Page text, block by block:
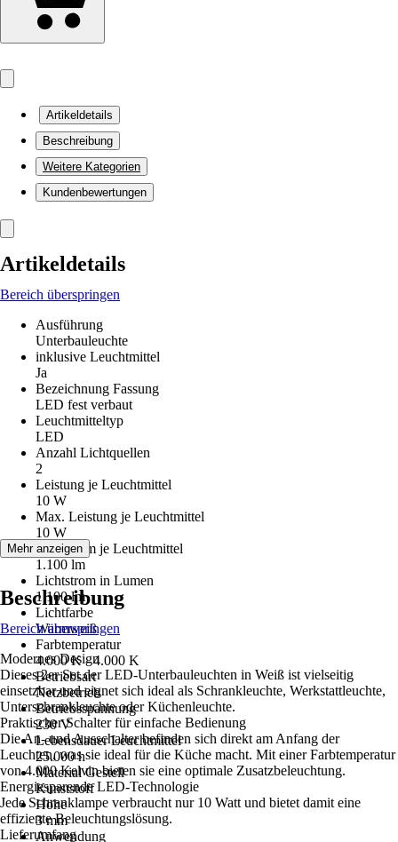
Artikeldetails
Beschreibung
Weitere Kategorien
Kundenbewertungen
Artikeldetails
Bereich überspringen
Ausführung
Unterbauleuchte
inklusive Leuchtmittel
Ja
Bezeichnung Fassung
LED fest verbaut
Leuchtmitteltyp
LED
Anzahl Lichtquellen
2
Leistung je Leuchtmittel
10 W
Max. Leistung je Leuchtmittel
10 W
Lichtstrom je Leuchtmittel
1.100 lm
Lichtstrom in Lumen
1.100 lm
Lichtfarbe
Warmweiß
Farbtemperatur
4.000 K - 4.000 K
Betriebsart
Netzbetrieb
Betriebsspannung
230 V
Lebensdauer Leuchtmittel
25.000 h
Material Gestell
Kunststoff
Höhe
3 mm
Anwendung
Mehr anzeigen
Beschreibung
Bereich überspringen
Modernes Design
Dieses 2er Set der LED-Unterbauleuchten in Weiß ist vielseitig
einsetzbar und eignet sich ideal als Schrankleuchte, Werkstattleuchte,
Unterschrankleuchte oder Küchenleuchte.
Praktischer Schalter für einfache Bedienung
Die An- und Ausschalter befinden sich direkt am Anfang der
Leuchten, was sie ideal für die Küche macht. Mit einer Farbtemperatur
von 4.000 Kelvin bieten sie eine optimale Zusatzbeleuchtung.
Energiesparende LED-Technologie
Jede Schranklampe verbraucht nur 10 Watt und bietet damit eine
effiziente Beleuchtungslösung.
Lieferumfang